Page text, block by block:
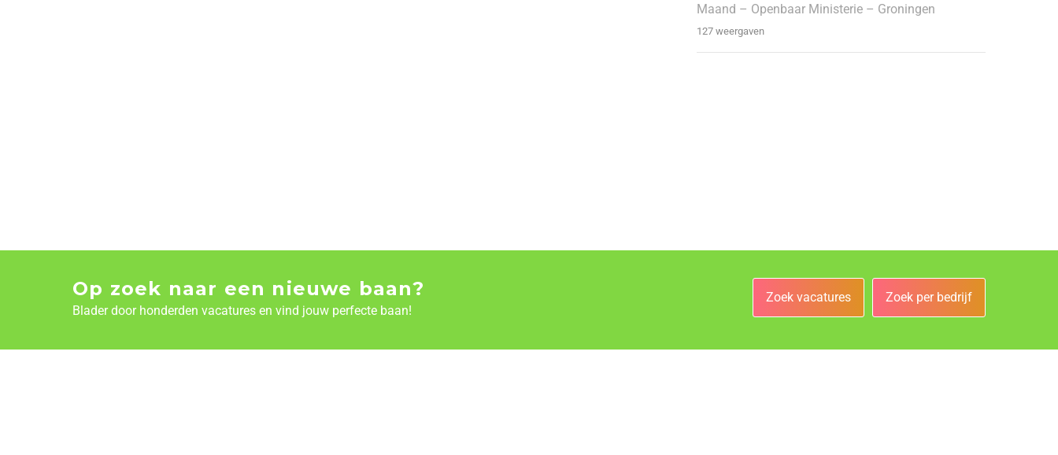
Maand – Openbaar Ministerie – Groningen
127 weergaven
Op zoek naar een nieuwe baan?
Blader door honderden vacatures en vind jouw perfecte baan!
Zoek vacatures Zoek per bedrijf